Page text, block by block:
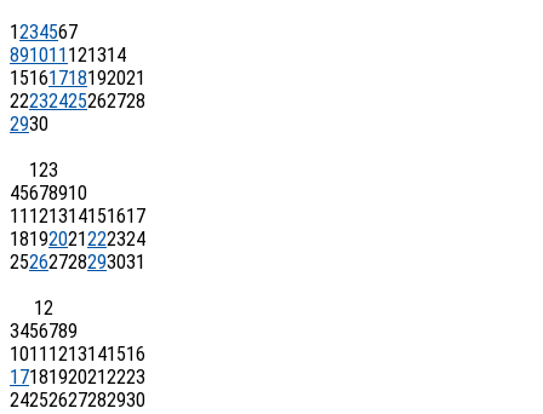
1234567
891011 121314
15161718192021
22232425262728
2930
123
45678910
11 121314151617
18192021222324
25262728293031
12
3456789
1011 1213141516
17181920212223
24252627282930